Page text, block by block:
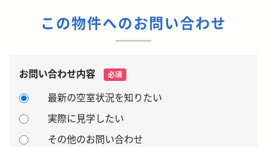
この物件へのお問い合わせ
お問い合わせ内容 必須
最新の空室状況を知りたい
実際に見学したい
その他のお問い合わせ